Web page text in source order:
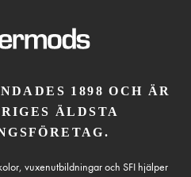
1898 OCH ÄR
ÄLDSTA
vuxenutbildningar och SFI hjälper